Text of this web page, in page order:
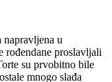
napravljena u
rođendane proslavljali
su prvobitno bile
mnogo slađa